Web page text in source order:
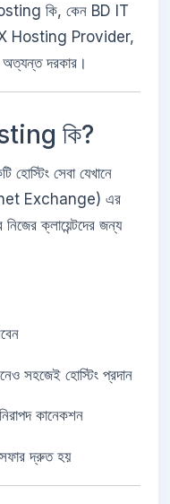
কি, কেন BD IT
Hosting Provider,
দরকার।
কি?
সেবা যেখানে
Exchange) এর
ক্লায়েন্টদের জন্য
সহজেই হোস্টিং প্রদান
কানেকশন
দ্রুত হয়